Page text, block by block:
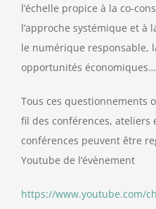
l’échelle propice à la co-
l’approche systémique et à
le numérique responsable,
opportunités économiques…
Tous ces questionnements
fil des conférences, ateliers
conférences peuvent être
Youtube de l’évènement
https://www.youtube.com/